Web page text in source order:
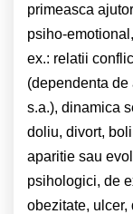
primeasca
psiho-
ex.: relatii
(dependenta de
s.a.), dinamica
doliu, divort,
aparitie sau
psihologici, de
obezitate, ulcer,